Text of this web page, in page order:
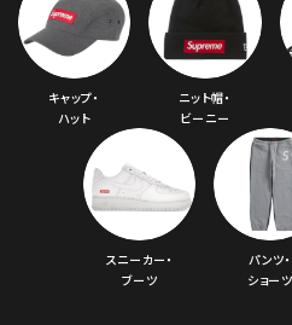
キャップ・
ハット
ニット帽・
ビーニー
スニーカー・
ブーツ
パンツ・
ショーツ